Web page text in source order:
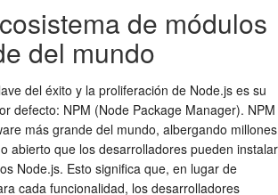
de módulos
del mundo
del éxito y la proliferación de Node.js es su
defecto: NPM (Node Package Manager). NPM
más grande del mundo, albergando millones
abierto que los desarrolladores pueden instalar
Node.js. Esto significa que, en lugar de
cada funcionalidad, los desarrolladores